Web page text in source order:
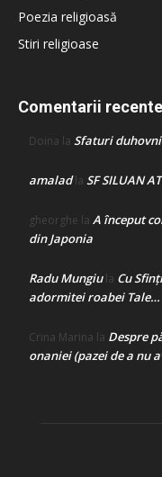
Poezia religioasă
Stiri religioase
Comentarii recente
Doina la Sfaturi
amaladla SF SILUAN
gheorghe la A început
din Japonia
Radu Mungiula Cu
adormitei roabei Tale…
Crina Marina la Despre
onaniei (pazei de a nu